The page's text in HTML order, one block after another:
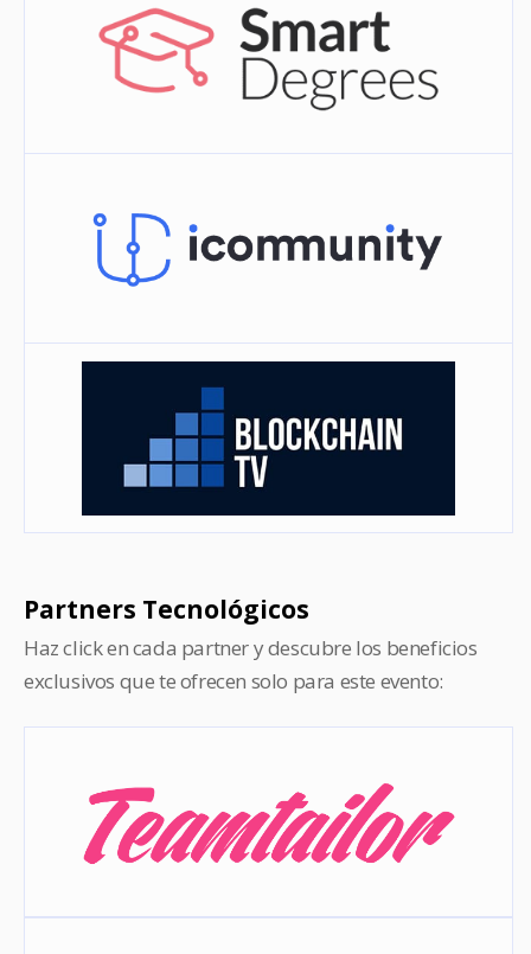
Partners Tecnológicos
Haz click en cada partner y descubre los beneficios
exclusivos que te ofrecen solo para este evento: